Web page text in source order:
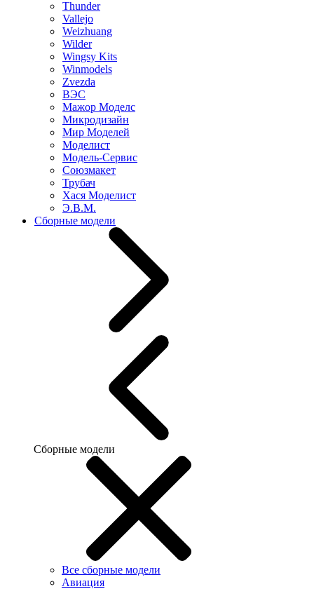
Thunder
Vallejo
Weizhuang
Wilder
Wingsy Kits
Winmodels
Zvezda
ВЭС
Мажор Моделс
Микродизайн
Мир Моделей
Моделист
Модель-Сервис
Союзмакет
Трубач
Хася Моделист
Э.В.М.
Сборные модели
Сборные модели
Все сборные модели
Авиация